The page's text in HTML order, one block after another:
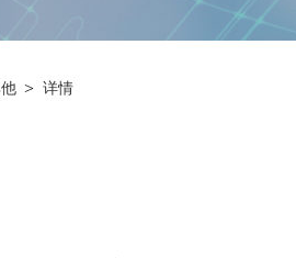
> 详情